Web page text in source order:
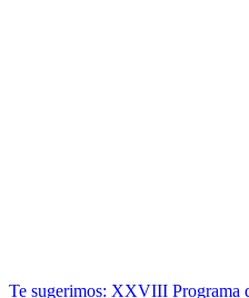
Te sugerimos: XXVIII Programa